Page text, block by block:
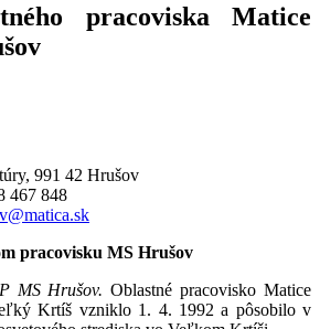
pracoviska Matice
991 42 Hrušov
848
pracovisku MS Hrušov
MS Hrušov. Oblastné pracovisko Matice
Krtíš vzniklo 1. 4. 1992 a pôsobilo v